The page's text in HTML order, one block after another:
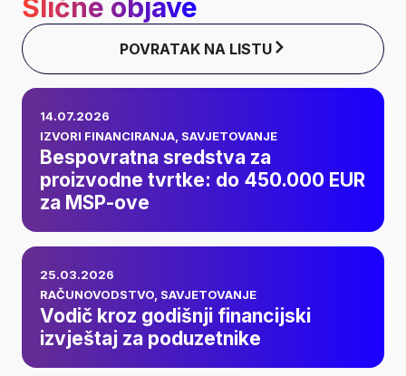
Slične objave
POVRATAK NA LISTU
Bespovratna
sredstva za
proizvodne tvrtke:
do 450.000 EUR za
MSP-ove
14.07.2026
IZVORI FINANCIRANJA SAVJETOVANJE
Bespovratna sredstva za
proizvodne tvrtke: do 450.000 EUR
za MSP-ove
Vodič kroz godišnji
financijski izvještaj
za poduzetnike
25.03.2026
RAČUNOVODSTVO SAVJETOVANJE
Vodič kroz godišnji financijski
izvještaj za poduzetnike